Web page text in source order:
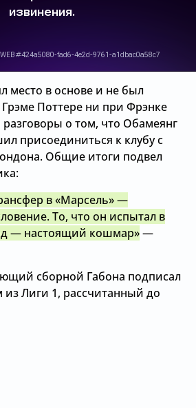
место в основе и не был
Поттере ни при Фрэнке
о том, что Обамеянг
присоединиться к клубу с
Общие итоги подвел
в «Марсель» —
То, что он испытал в
— настоящий кошмар»—
сборной Габона подписал
из Лиги 1, рассчитанный до